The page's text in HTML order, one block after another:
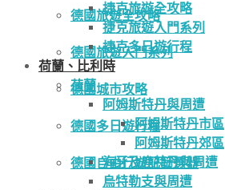
德國旅遊全攻略
德國旅遊入門系列
德國城市攻略
德國多日遊行程
德國自由行遊記篩選器
捷克旅遊全攻略
捷克旅遊入門系列
捷克多日遊行程
荷蘭、比利時
荷蘭
阿姆斯特丹與周遭
阿姆斯特丹市區
阿姆斯特丹郊區
海牙及鹿特丹與周遭
烏特勒支與周遭